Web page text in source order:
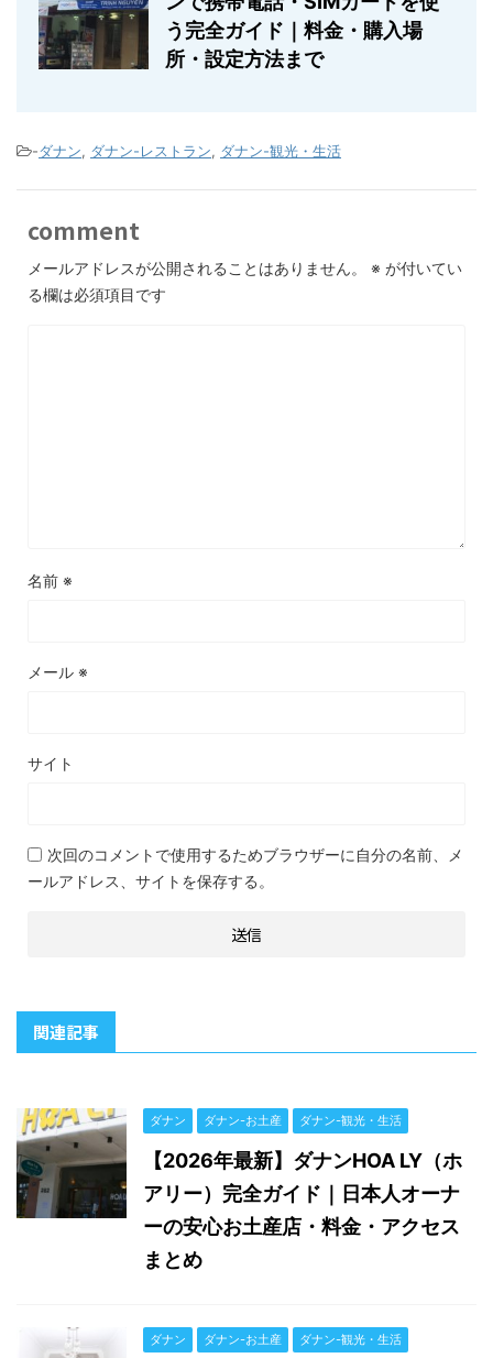
う完全ガイド｜料金・購入場
所・設定方法まで
-ダナン, ダナン-レストラン, ダナン-観光・生活
comment
メールアドレスが公開されることはありません。 ※ が付いてい
る欄は必須項目です
名前 ※
メール ※
サイト
次回のコメントで使用するためブラウザーに自分の名前、メ
ールアドレス、サイトを保存する。
関連記事
ダナン ダナン-お土産 ダナン-観光・生活
【2026年最新】ダナンHOA LY（ホ
アリー）完全ガイド｜日本人オーナ
ーの安心お土産店・料金・アクセス
まとめ
ダナン ダナン-お土産 ダナン-観光・生活